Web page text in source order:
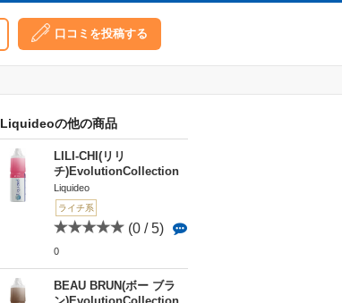
口コミを投稿する
Liquideoの他の商品
LILI-CHI(リリ
チ)EvolutionCollection
Liquideo
ライチ系
(0 / 5)
0
BEAU BRUN(ボー ブラ